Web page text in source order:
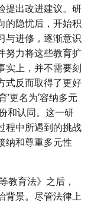
提出改进建议。研
的隐忧后，开始积
与进修，逐渐意识
努力将这些教育扩
实上，并不需要刻
式反而取得了更好
’更名为‘容纳多元
和认同。这一研
程中所遇到的挑战
纳和尊重多元性
教育法》之后，
背景。尽管法律上